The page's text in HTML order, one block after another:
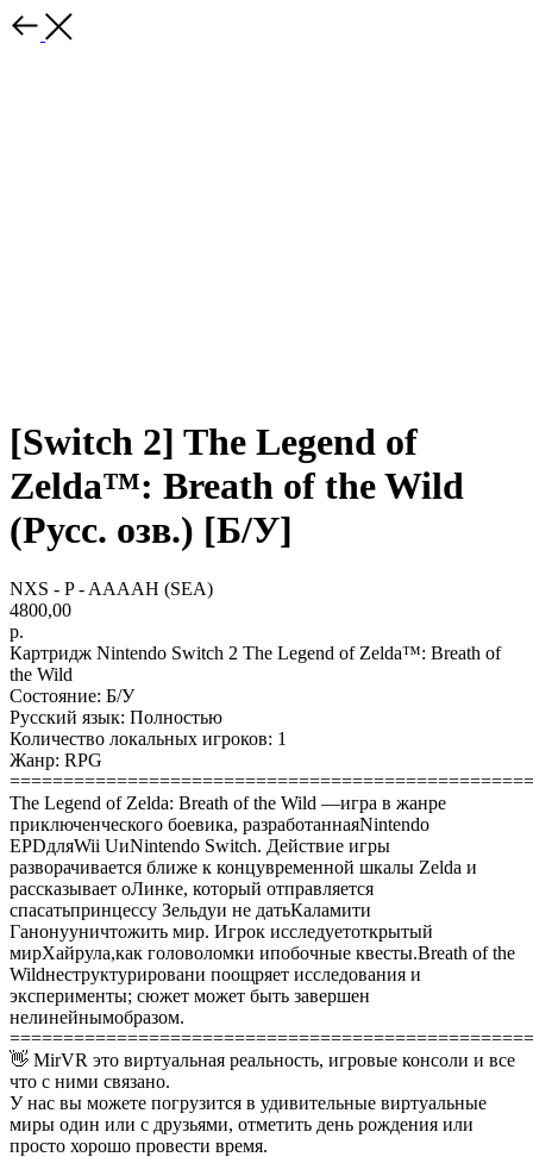
[Switch 2] The Legend of
Zelda™: Breath of the Wild
(Русс. озв.) [Б/У]
NXS - P - AAAAH (SEA)
4800,00
р.
Картридж Nintendo Switch 2 The Legend of Zelda™: Breath of
the Wild
Состояние: Б/У
Русский язык: Полностью
Количество локальных игроков: 1
Жанр: RPG
The Legend of Zelda: Breath of the Wild —игра в жанре
приключенческого боевика, разработаннаяNintendo
EPDдляWii UиNintendo Switch. Действие игры
разворачивается ближе к концувременной шкалы Zelda и
рассказывает оЛинке, который отправляется
спасатьпринцессу Зельдуи не датьКаламити
Ганонууничтожить мир. Игрок исследуетоткрытый
мирХайрула,как головоломки ипобочные квесты.Breath of the
Wildнеструктурировани поощряет исследования и
эксперименты; сюжет может быть завершен
нелинейнымобразом.
👋 MirVR это виртуальная реальность, игровые консоли и все
что с ними связано.
У нас вы можете погрузится в удивительные виртуальные
миры один или с друзьями, отметить день рождения или
просто хорошо провести время.